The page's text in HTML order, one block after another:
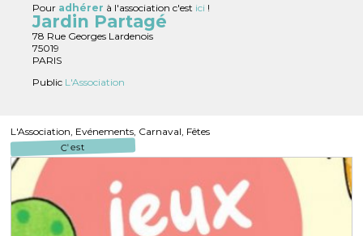
Pour adhérer à l'association c'est ici !
Jardin Partagé
78 Rue Georges Lardenois
75019
PARIS
Public L'Association
L'Association, Evénements, Carnaval, Fêtes
C'est